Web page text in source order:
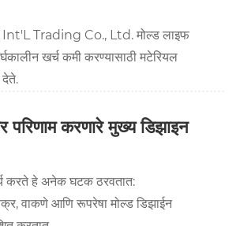
Trading Co., Ltd. मोल्ड लाइफ
खर्च कमी करण्यासाठी मटेरियल
परिणाम करणारे मुख्य डिझाइन
करते हे अनेक घटक ठरवतात:
वाकणे आणि रूपरेषा मोल्ड डिझाईन